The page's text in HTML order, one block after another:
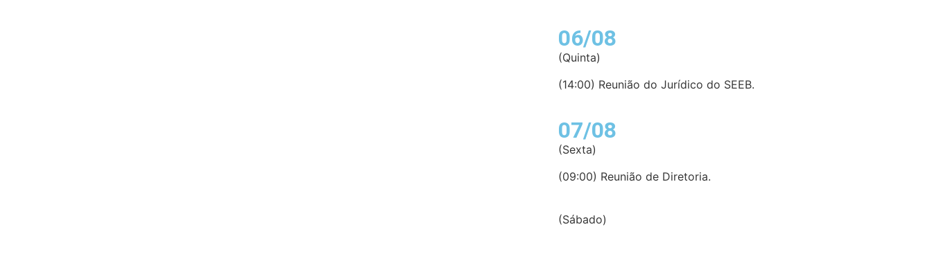
06/08
(Quinta)
(14:00) Reunião do Jurídico do SEEB.
07/08
(Sexta)
(09:00) Reunião de Diretoria.
(Sábado)